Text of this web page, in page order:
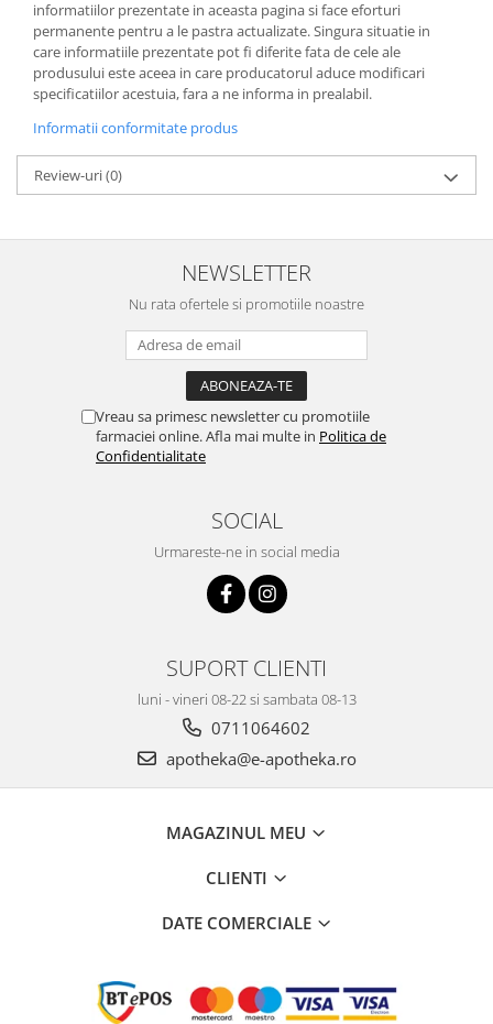
informatiilor prezentate in aceasta pagina si face eforturi
permanente pentru a le pastra actualizate. Singura situatie in
care informatiile prezentate pot fi diferite fata de cele ale
produsului este aceea in care producatorul aduce modificari
specificatiilor acestuia, fara a ne informa in prealabil.
Informatii conformitate produs
Review-uri(0)
NEWSLETTER
Nu rata ofertele si promotiile noastre
Vreau sa primesc newsletter cu promotiile
farmaciei online. Afla mai multe in Politica de
Confidentialitate
SOCIAL
Urmareste-ne in social media
SUPORT CLIENTI
luni - vineri 08-22 si sambata 08-13
0711064602
apotheka@e-apotheka.ro
MAGAZINUL MEU
CLIENTI
DATE COMERCIALE